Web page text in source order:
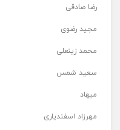
رضا صادقی
مجید رضوی
محمد زینعلی
سعید شمس
میهاد
مهرزاد اسفندیاری